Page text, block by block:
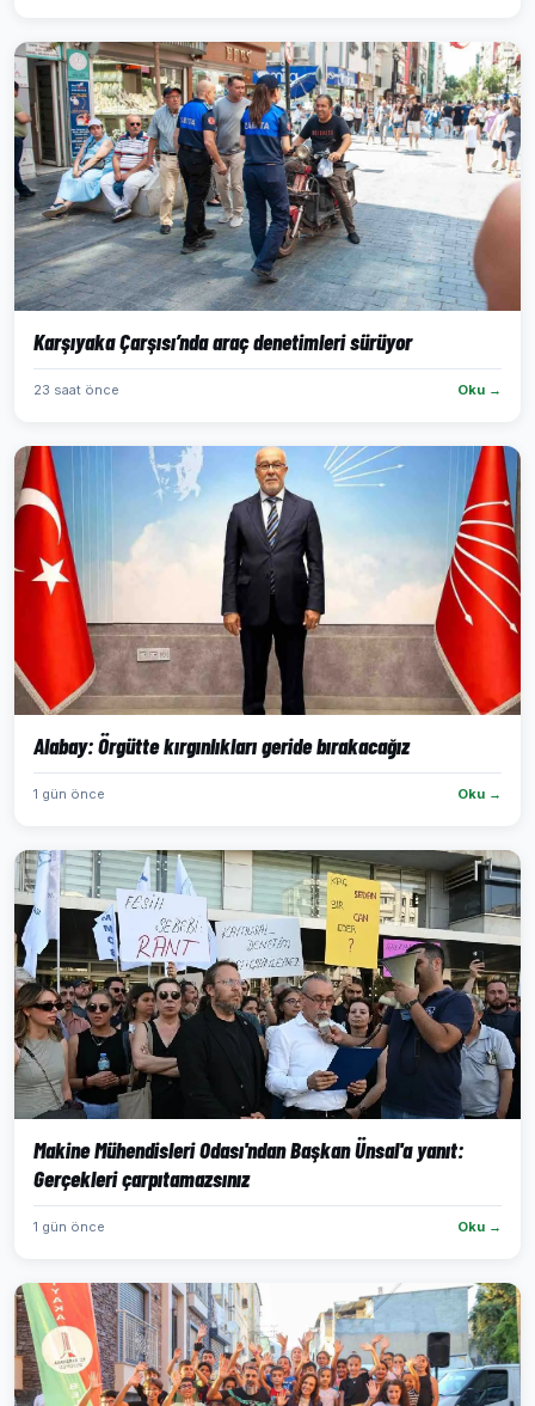
Karşıyaka Çarşısı’nda araç denetimleri sürüyor
23 saat önce Oku →
Alabay: Örgütte kırgınlıkları geride bırakacağız
1 gün önce Oku →
Makine Mühendisleri Odası'ndan Başkan Ünsal'a yanıt:
Gerçekleri çarpıtamazsınız
1 gün önce Oku →